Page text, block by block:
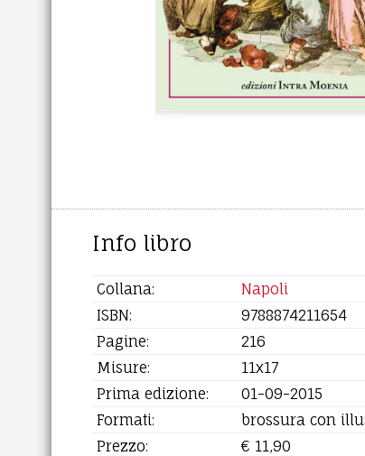
Info libro
Collana:
Napoli
ISBN:
9788874211654
Pagine:
216
Misure:
11x17
Prima edizione:
01-09-2015
Formati:
brossura con
Prezzo:
€ 11,90